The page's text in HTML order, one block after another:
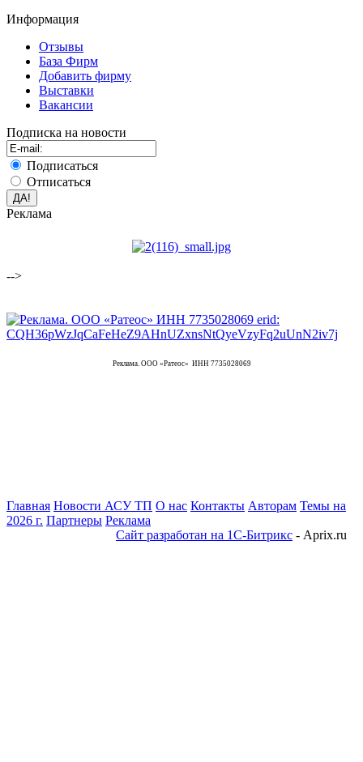
Информация
Отзывы
База Фирм
Добавить фирму
Выставки
Вакансии
Подписка на новости
Подписаться
Отписаться
Реклама
-->
Реклама. ООО «Ратеос» ИНН 7735028069
Главная Новости АСУ ТП О нас Контакты Авторам Темы на
2026 г. Партнеры Реклама
Сайт разработан на 1С-Битрикс - Aprix.ru